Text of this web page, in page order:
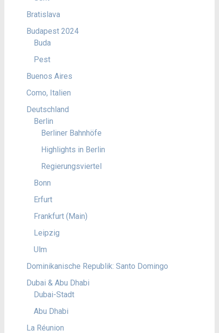
Bratislava
Budapest 2024
Buda
Pest
Buenos Aires
Como, Italien
Deutschland
Berlin
Berliner Bahnhöfe
Highlights in Berlin
Regierungsviertel
Bonn
Erfurt
Frankfurt (Main)
Leipzig
Ulm
Dominikanische Republik: Santo Domingo
Dubai & Abu Dhabi
Dubai-Stadt
Abu Dhabi
La Réunion